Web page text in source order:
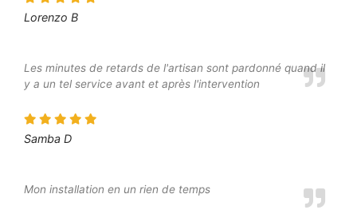
Lorenzo B
Les minutes de retards de l'artisan sont pardonné quand il
y a un tel service avant et après l'intervention
Samba D
Mon installation en un rien de temps